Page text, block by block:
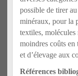
possible de tirer
minéraux, pour la
textiles, molécules
moindres coûts en
et d’élevage aux
Références